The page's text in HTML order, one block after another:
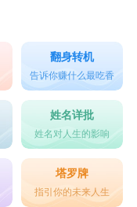
翻身转机
告诉你赚什么最吃香
姓名详批
姓名对人生的影响
塔罗牌
指引你的未来人生